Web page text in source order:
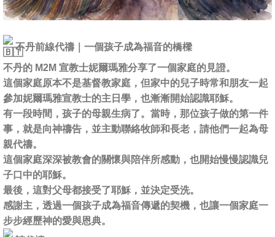
不丹前線代禱｜一個孩子成為福音的橋樑
不丹的 M2M 宣教士妮爾瑪雅分享了一個家庭的見證。
這個家庭原本不是基督教家庭，但家中的兒子時常和朋友一起
參加妮爾瑪雅宣教士的主日學，也漸漸開始認識耶穌。
有一段時間，孩子的母親生病了。當時，那位孩子做的第一件
事，就是向神禱告，並主動聯絡牧師和長老，請他們一起為母
親代禱。
這個家庭深深被教會的關懷與陪伴所感動，也開始慢慢認識兒
子口中的耶穌。
最後，這對父母都接受了耶穌，並決定受洗。
感謝主，透過一個孩子成為福音傳遞的契機，也讓一個家庭一
步步經歷神的愛與恩典。